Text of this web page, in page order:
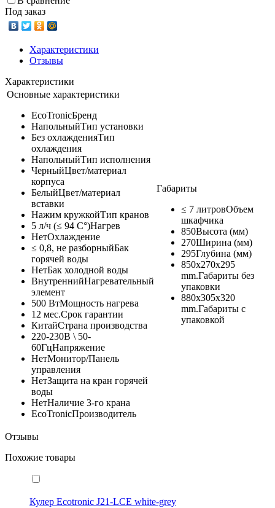
Под заказ
Характеристики
Отзывы
Характеристики
Основные характеристики
EcoTronicБренд
НапольныйТип установки
Без охлажденияТип
охлаждения
НапольныйТип исполнения
ЧерныйЦвет/материал
корпуса
БелыйЦвет/материал
вставки
Нажим кружкойТип кранов
5 л/ч (≤ 94 C°)Нагрев
НетОхлаждение
≤ 0,8, не разборныйБак
горячей воды
НетБак холодной воды
ВнутреннийНагревательный
элемент
500 ВтМощность нагрева
12 мес.Срок гарантии
КитайСтрана производства
220-230В \ 50-
60ГцНапряжение
НетМонитор/Панель
управления
НетЗащита на кран горячей
воды
НетНаличие 3-го крана
EcoTronicПроизводитель
Габариты
≤ 7 литровОбъем
шкафчика
850Высота (мм)
270Ширина (мм)
295Глубина (мм)
850x270x295
mm.Габариты без
упаковки
880x305x320
mm.Габариты с
упаковкой
Отзывы
Похожие товары
Кулер Ecotronic J21-LCE white-grey